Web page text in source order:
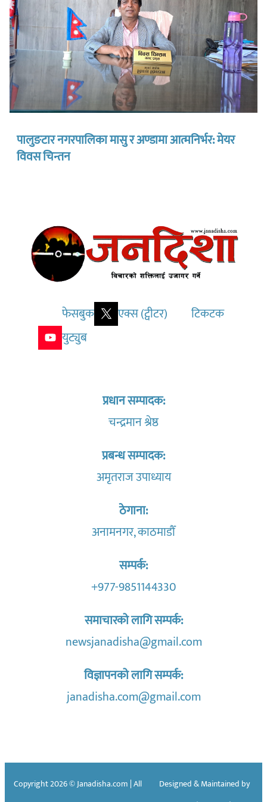
पालुङटार नगरपालिका मासु र अण्डामा आत्मनिर्भर: मेयर
विवस चिन्तन
फेसबुक एक्स (ट्वीटर)
टिकटक
युट्युब
प्रधान सम्पादक:
चन्द्रमान श्रेष्ठ
प्रबन्ध सम्पादक:
अमृतराज उपाध्याय
ठेगाना:
अनामनगर, काठमाडौँ
सम्पर्क:
+977-9851144330
समाचारको लागि सम्पर्क:
newsjanadisha@gmail.com
विज्ञापनको लागि सम्पर्क:
janadisha.com@gmail.com
Copyright 2026 © Janadisha.com | All
Designed & Maintained by